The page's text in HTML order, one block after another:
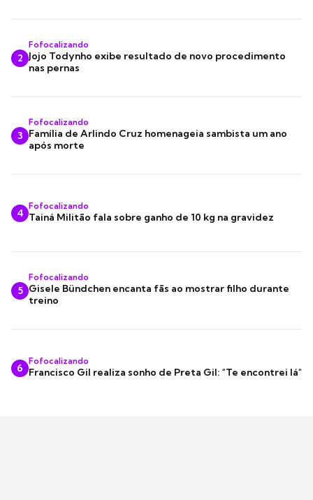
2
Fofocalizando
Jojo Todynho exibe resultado de novo procedimento
nas pernas
3
Fofocalizando
Família de Arlindo Cruz homenageia sambista um ano
após morte
4
Fofocalizando
Tainá Militão fala sobre ganho de 10 kg na gravidez
5
Fofocalizando
Gisele Bündchen encanta fãs ao mostrar filho durante
treino
6
Fofocalizando
Francisco Gil realiza sonho de Preta Gil: "Te encontrei lá"